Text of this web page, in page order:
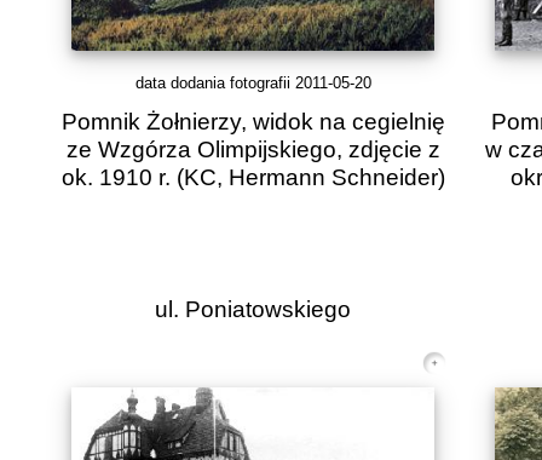
data dodania fotografii 2011-05-20
Pomnik Żołnierzy, widok na cegielnię
ze Wzgórza Olimpijskiego, zdjęcie z
ok. 1910 r. (KC, Hermann Schneider)
w
ul. Poniatowskiego